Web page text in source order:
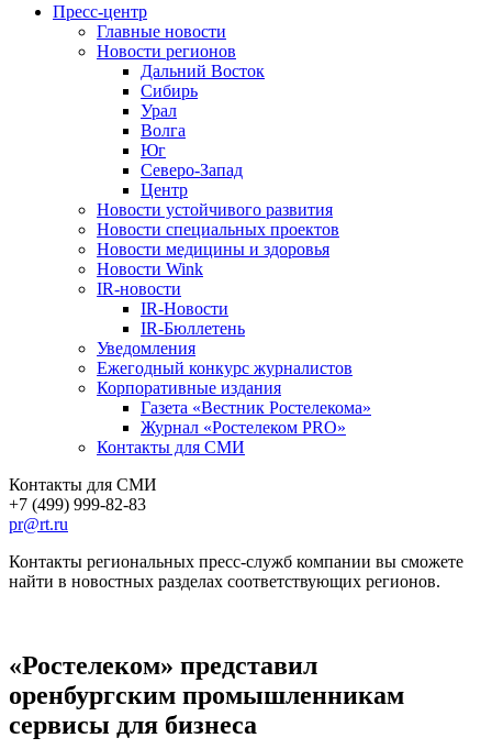
Пресс-центр
Главные новости
Новости регионов
Дальний Восток
Сибирь
Урал
Волга
Юг
Северо-Запад
Центр
Новости устойчивого развития
Новости специальных проектов
Новости медицины и здоровья
Новости Wink
IR-новости
IR-Новости
IR-Бюллетень
Уведомления
Ежегодный конкурс журналистов
Корпоративные издания
Газета «Вестник Ростелекома»
Журнал «Ростелеком PRO»
Контакты для СМИ
Контакты для СМИ
+7 (499) 999-82-83
pr@rt.ru
Контакты региональных пресс-служб компании вы сможете
найти в новостных разделах соответствующих регионов.
«Ростелеком» представил
оренбургским промышленникам
сервисы для бизнеса